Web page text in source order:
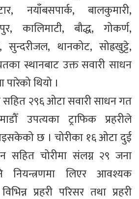
नयाँबसपार्क, बालकुमारी,
कालिमाटी, बौद्ध, गोकर्ण,
थानकोट, सोह्रखुट्टे,
स्थानबाट उक्त सवारी साधन
पारेको थियो ।
२९६ ओटा सवारी साधन गत
उपत्यका ट्राफिक प्रहरीले
छ । चोरीका १६ ओटा दुई
सहित चोरीमा संलग्न २९ जना
नियन्त्रणमा लिएर आवश्यक
प्रहरी परिसर तथा प्रहरी